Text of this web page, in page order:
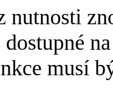
nutnosti
musí